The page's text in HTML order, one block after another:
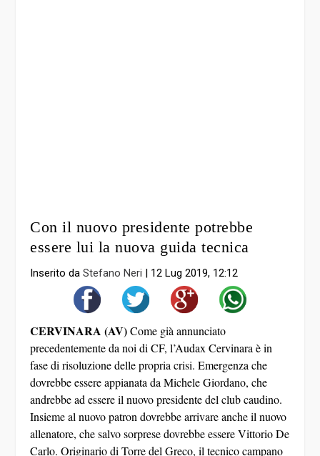
Con il nuovo presidente potrebbe
essere lui la nuova guida tecnica
Inserito daStefano Neri 12 Lug 2019, 12:12
CERVINARA (AV)Come già annunciato
precedentemente da noi di CF, l’Audax Cervinara è in
fase di risoluzione delle propria crisi. Emergenza che
dovrebbe essere appianata da Michele Giordano, che
andrebbe ad essere il nuovo presidente del club caudino.
Insieme al nuovo patron dovrebbe arrivare anche il nuovo
allenatore, che salvo sorprese dovrebbe essere Vittorio De
Carlo. Originario di Torre del Greco, il tecnico campano